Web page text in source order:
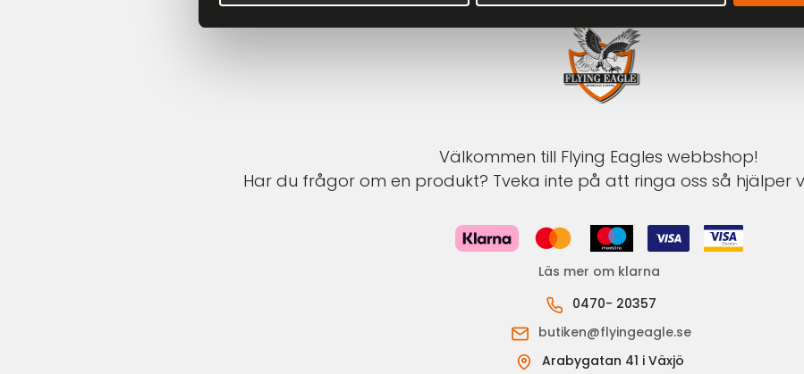
Välkommen till Flying Eagles webbshop!
Har du frågor om en produkt? Tveka inte på att ringa oss så hjälper
Läs mer om klarna
0470- 20357
butiken@flyingeagle.se
Arabygatan 41 i Växjö